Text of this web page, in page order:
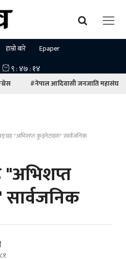
हाम्रो बारे Epaper
#नेपाल आदिवासी जनजाति महासंघ
"अभिशप्त कुइनेटाहरु" सार्वजनिक